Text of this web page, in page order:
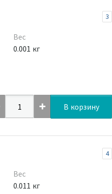
3
Вес
0.001 кг
В корзину
4
Вес
0.011 кг